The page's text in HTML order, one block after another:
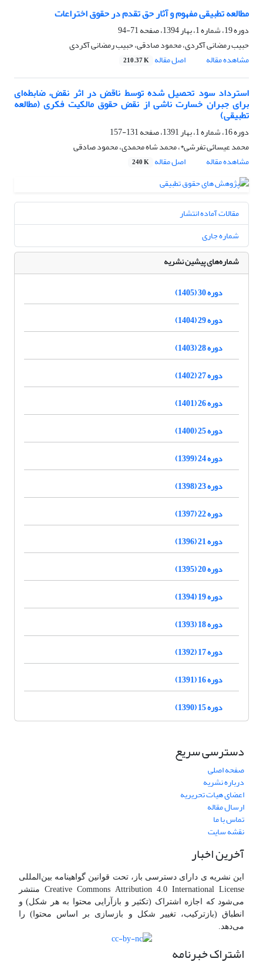
مطالعه تطبیقی مفهوم و آثار حق تقدم در حقوق اختراعات
دوره 19، شماره 1، بهار 1394، صفحه
71-94
حبیب رمضانی آکردی، محمود صادقی، حبیب رمضانی آکردی
مشاهده مقاله
اصل مقاله 210.37 K
استرداد سود تحصیل شده توسط ناقض در اثر نقض، ضابطه‌ای
برای جبران خسارت ناشی از نقض حقوق مالکیت فکری (مطالعه
تطبیقی)
دوره 16، شماره 1، بهار 1391، صفحه
131-157
محمد عیسائی تفرشی*، محمد شاه محمدی، محمود صادقی
مشاهده مقاله
اصل مقاله 240 K
مقالات آماده انتشار
شماره جاری
شماره‌های پیشین نشریه
دوره 30 (1405)
دوره 29 (1404)
دوره 28 (1403)
دوره 27 (1402)
دوره 26 (1401)
دوره 25 (1400)
دوره 24 (1399)
دوره 23 (1398)
دوره 22 (1397)
دوره 21 (1396)
دوره 20 (1395)
دوره 19 (1394)
دوره 18 (1393)
دوره 17 (1392)
دوره 16 (1391)
دوره 15 (1390)
دسترسی سریع
صفحه اصلی
درباره نشریه
اعضای هیات تحریریه
ارسال مقاله
تماس با ما
نقشه سایت
آخرین اخبار
این نشریه ی دارای دسترسی باز، تحت قوانین گواهینامه بین‌المللی
Creative Commons Attribution 4.0 International License منتشر
می‌شود که اجازه اشتراک (تکثیر و بازآرایی محتوا به هر شکل) و
انطباق (بازترکیب، تغییر شکل و بازسازی بر اساس محتوا) را
می‌دهد.
اشتراک خبرنامه